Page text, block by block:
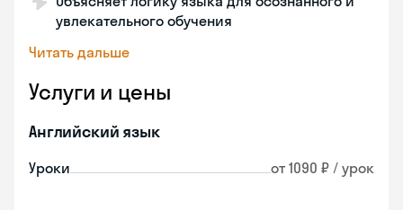
увлекательного обучения
Читать дальше
Услуги и цены
Английский язык
Уроки от 1090 ₽ / урок